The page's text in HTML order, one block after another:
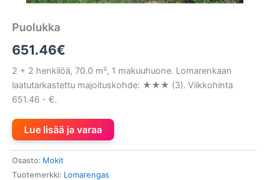
Puolukka
651.46€
2 + 2 henkilöä, 70.0 m², 1 makuuhuone. Lomarenkaan
laatutarkastettu majoituskohde: ★★★ (3). Viikkohinta
651.46 - €.
Lue lisää ja varaa
Osasto: Mokit
Tuotemerkki: Lomarengas